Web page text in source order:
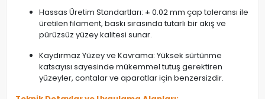
Hassas Üretim Standartları: ± 0.02 mm çap toleransı ile
üretilen filament, baskı sırasında tutarlı bir akış ve
pürüzsüz yüzey kalitesi sunar.
Kaydırmaz Yüzey ve Kavrama: Yüksek sürtünme
katsayısı sayesinde mükemmel tutuş gerektiren
yüzeyler, contalar ve aparatlar için benzersizdir.